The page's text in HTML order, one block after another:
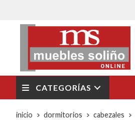
CATEGORÍAS
inicio dormitorios cabezales